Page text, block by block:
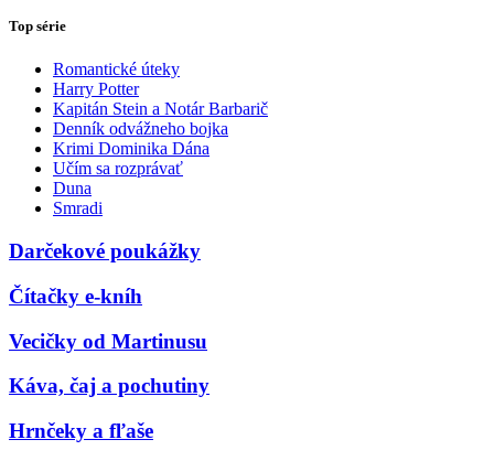
Top série
Romantické úteky
Harry Potter
Kapitán Stein a Notár Barbarič
Denník odvážneho bojka
Krimi Dominika Dána
Učím sa rozprávať
Duna
Smradi
Darčekové poukážky
Čítačky e-kníh
Vecičky od Martinusu
Káva, čaj a pochutiny
Hrnčeky a fľaše